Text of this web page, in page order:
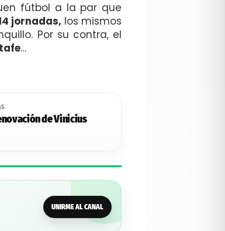
fútbol a la par que
jornadas, los mismos
Por su contra, el
…
de Vinicius
UNIRME AL CANAL